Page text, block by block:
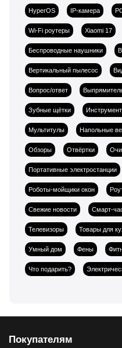
HyperOS IP-камера
Wi-Fi роутеры Xiaomi 17
Беспроводные наушники
Вертикальный пылесос
Вопрос/ответ
Зубные щётки
Мультитулы Напольные
Обзоры Отвёртки
Портативные электростанции
Роботы-мойщики окон
Свежие новости Смарт-
Телевизоры Товары для
Умный дом Фены
Что подарить?
Покупателям